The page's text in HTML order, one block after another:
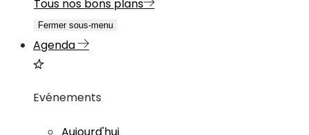
Tous nos bons plans
Fermer sous-menu
Agenda
Evénements